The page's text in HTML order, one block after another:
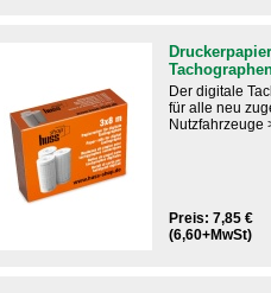
Der digitale
für alle neu
Nutzfahrzeuge
Preis: 7,85 €
(6,60+MwSt)